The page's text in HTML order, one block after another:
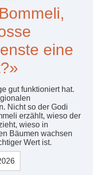
eine
gut funktioniert hat.
Nicht so der Godi
erzählt, wieso der
wieso in
Bäumen wachsen
Wert ist.